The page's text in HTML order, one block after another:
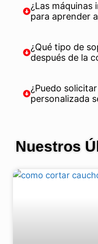
¿Las máquinas
para aprender
¿Qué tipo de
después de la
¿Puedo
personalizada
Nuestros